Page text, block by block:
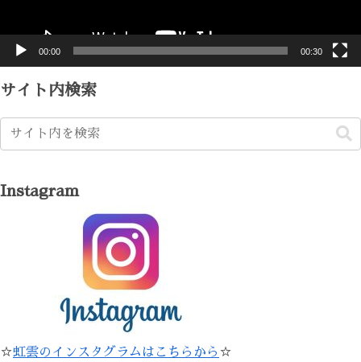
00:00 00:30
サイト内検索
Instagram
☆虹雲のインスタグラムはこちらから ☆